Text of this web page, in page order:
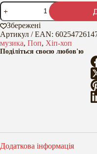
Echoes
Of
Silence
кількість
Збережені
Артикул / EAN:
музика, Поп, Хіп-хоп
Поділіться своєю любов'ю
Додаткова інформація